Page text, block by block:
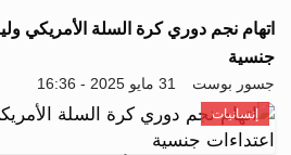
اتهام نجم دوري كرة السلة الأمريكي
جنسية
جسور بوست 31 مايو 2025 - 16:36
إنسانيات